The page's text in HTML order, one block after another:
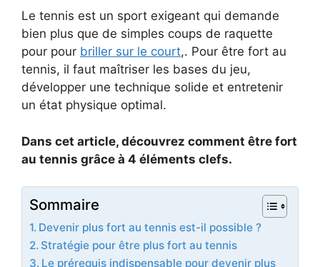
Le tennis est un sport exigeant qui demande
bien plus que de simples coups de raquette
pour pour briller sur le court,. Pour être fort au
tennis, il faut maîtriser les bases du jeu,
développer une technique solide et entretenir
un état physique optimal.
Dans cet article, découvrez comment être fort
au tennis grâce à 4 éléments clefs.
Sommaire
Devenir plus fort au tennis est-il possible ?
Stratégie pour être plus fort au tennis
Le prérequis indispensable pour devenir plus